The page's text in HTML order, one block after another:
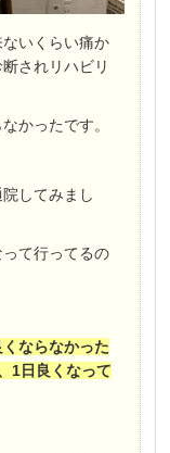
いくらい痛か
されリハビリ
かったです。
してみまし
て行ってるの
ならなかった
1日良くなって